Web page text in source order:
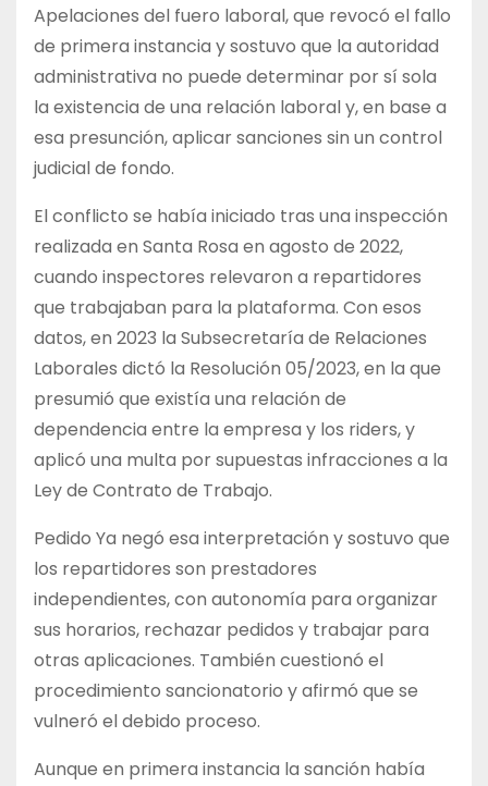
Apelaciones del fuero laboral, que revocó el fallo
de primera instancia y sostuvo que la autoridad
administrativa no puede determinar por sí sola
la existencia de una relación laboral y, en base a
esa presunción, aplicar sanciones sin un control
judicial de fondo.
El conflicto se había iniciado tras una inspección
realizada en Santa Rosa en agosto de 2022,
cuando inspectores relevaron a repartidores
que trabajaban para la plataforma. Con esos
datos, en 2023 la Subsecretaría de Relaciones
Laborales dictó la Resolución 05/2023, en la que
presumió que existía una relación de
dependencia entre la empresa y los riders, y
aplicó una multa por supuestas infracciones a la
Ley de Contrato de Trabajo.
Pedido Ya negó esa interpretación y sostuvo que
los repartidores son prestadores
independientes, con autonomía para organizar
sus horarios, rechazar pedidos y trabajar para
otras aplicaciones. También cuestionó el
procedimiento sancionatorio y afirmó que se
vulneró el debido proceso.
Aunque en primera instancia la sanción había